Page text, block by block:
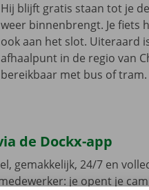
Hij blijft gratis staan tot je
weer binnenbrengt. Je fiets
ook aan het slot. Uiteraard
afhaalpunt in de regio van
bereikbaar met bus of tram.
de Dockx-app
gemakkelijk, 24/7 en
je opent je